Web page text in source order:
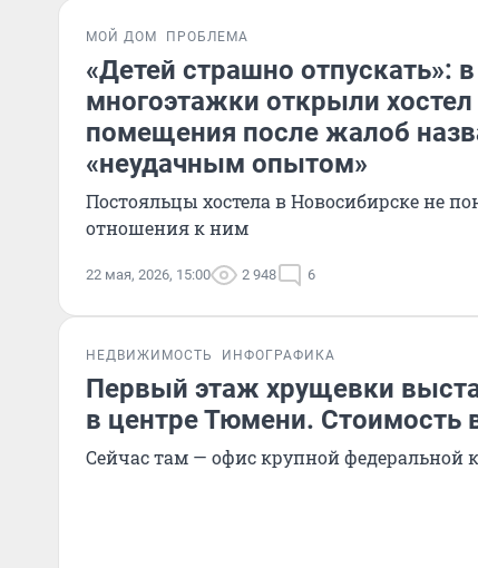
МОЙ ДОМ ПРОБЛЕМА
«Детей страшно отпускать»:
многоэтажки открыли
помещения после жалоб
«неудачным опытом»
Постояльцы хостела в Новосибирске не
отношения к ним
22 мая, 2026, 15:00 2 948 6
НЕДВИЖИМОСТЬ ИНФОГРАФИКА
Первый этаж хрущевки
в центре Тюмени. Стоимость
Сейчас там — офис крупной федеральной